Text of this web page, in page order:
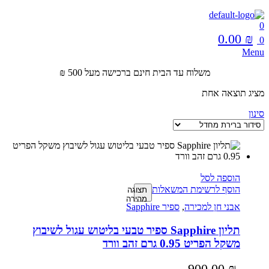
0
0
0.00 ₪
Menu
משלוח עד הבית חינם ברכישה מעל 500 ₪
מציג תוצאה אחת
סינון
הוספה לסל
הוסף לרשימת המשאלות תצוגה
מהירה
אבני חן למכירה, ספיר Sapphire
תליון Sapphire ספיר טבעי בליטוש עגול לשיבוץ
משקל הפריט 0.95 גרם זהב וורד